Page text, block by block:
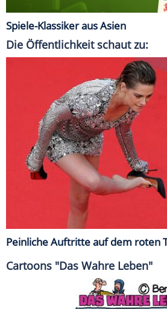
Spiele-Klassiker aus Asien
Die Öffentlichkeit schaut zu:
Peinliche Auftritte auf dem roten
Cartoons "Das Wahre Leben"